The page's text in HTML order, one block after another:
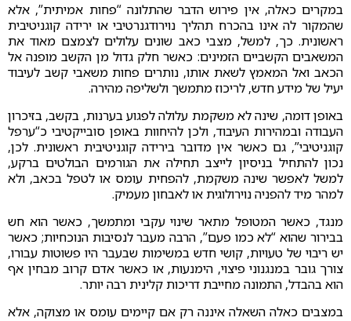
במקרים כאלה, אין פירוש הדבר שהתלונה “פחות אמיתית”, אלא
שהמקור לה אינו בהכרח תהליך נוירודגנרטיבי או ירידה קוגניטיבית
ראשונית. כך, למשל, מצבי כאב שונים עלולים לצמצם מאוד את
המשאבים הקשביים הזמינים: כאשר חלק גדול מן הקשב מופנה אל
הכאב ואל המאמץ לשאת אותו, נותרים פחות משאבי קשב לעיבוד
יעיל של מידע חדש, לריכוז מתמשך ולשליפה מהירה.
באופן דומה, שינה לא משקמת עלולה לפגוע בערנות, בקשב, בזיכרון
העבודה ובמהירות העיבוד, ולכן להיחוות באופן סובייקטיבי כ“ערפל
קוגניטיבי”, גם כאשר אין מדובר בירידה קוגניטיבית ראשונית. לכן,
נכון להתחיל בניסיון לייצב תחילה את הגורמים הבולטים ברקע,
למשל לאפשר שינה משקמת, להפחית עומס או לטפל בכאב, ולא
למהר מיד להפניה נוירולוגית או לאבחון מעמיק.
מנגד, כאשר המטופל מתאר שינוי עקבי ומתמשך, כאשר הוא חש
בבירור שהוא “לא כמו פעם”, הרבה מעבר לנסיבות הנוכחיות; כאשר
יש ריבוי של טעויות, קושי חדש במשימות שבעבר היו פשוטות עבורו,
צורך גובר במנגנוני פיצוי, הימנעות, או כאשר אדם קרוב מבחין אף
הוא בהבדל, התמונה מחייבת דריכות קלינית רבה יותר.
במצבים כאלה השאלה איננה רק אם קיימים עומס או מצוקה, אלא